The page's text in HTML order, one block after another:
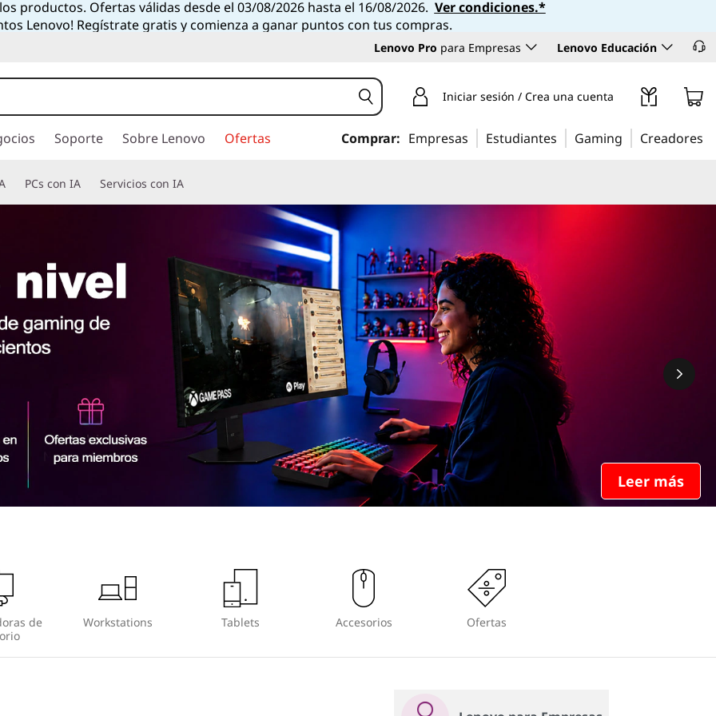
productos. Ofertas válidas desde el 03/08/2026 hasta el 16/08/2026. Ver condiciones.*
Lenovo! Regístrate gratis y comienza a ganar puntos con tus compras.
Lenovo Pro para Empresas Lenovo Educación
Iniciar sesión / Crea una cuenta
Soporte Sobre Lenovo Ofertas Comprar: Empresas Estudiantes Gaming Creadores
PCs con IA Servicios con IA
Leer más
de
Workstations Tablets Accesorios Ofertas